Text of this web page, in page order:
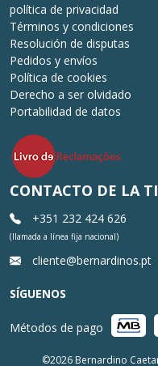
política de privacidad
Términos y condiciones
Resolución de disputas
Pedidos y envíos
Política de cookies
Derecho a ser olvidado
Portabilidad de datos
CONTACTO DE LA
+351 232 424 626
(llamada a línea fija nacional)
cliente@bernardinos.pt
SÍGUENOS
©2026 Bernardino
Métodos de pago